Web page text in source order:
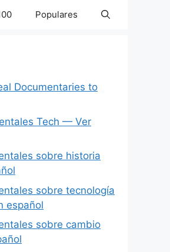
Populares
Documentaries to
Tech — Ver
sobre historia
sobre tecnología
español
sobre cambio